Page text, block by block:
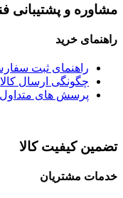
مشاوره و پشتیبانی
راهنمای خرید
راهنمای ثبت
چگونگی ارسال کالا
پرسش های متداول
تضمین کیفیت کالا
خدمات مشتریان